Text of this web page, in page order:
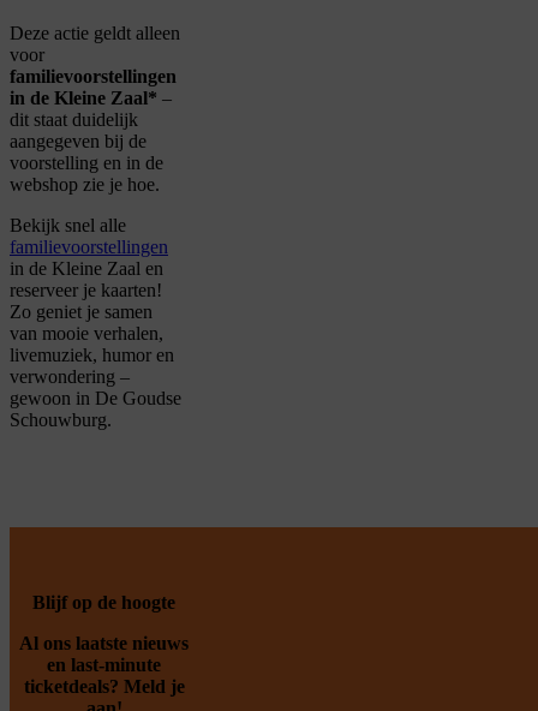
Deze actie geldt alleen
voor
familievoorstellingen
in de Kleine Zaal* –
dit staat duidelijk
aangegeven bij de
voorstelling en in de
webshop zie je hoe.
Bekijk snel alle
familievoorstellingen
in de Kleine Zaal en
reserveer je kaarten!
Zo geniet je samen
van mooie verhalen,
livemuziek, humor en
verwondering –
gewoon in De Goudse
Schouwburg.
Blijf op de hoogte
Al ons laatste nieuws
en last-minute
ticketdeals? Meld je